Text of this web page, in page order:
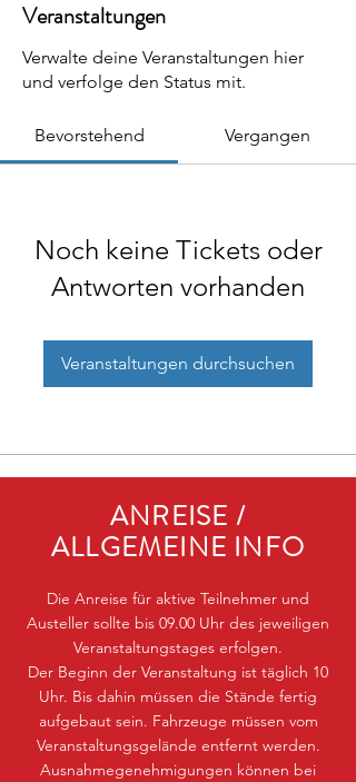
Veranstaltungen
Verwalte deine Veranstaltungen hier
und verfolge den Status mit.
Bevorstehend Vergangen
Noch keine Tickets oder
Antworten vorhanden
Veranstaltungen durchsuchen
ANREISE /
ALLGEMEINE INFO
Die Anreise für aktive Teilnehmer und
Austeller sollte bis 09.00 Uhr des jeweiligen
Veranstaltungstages erfolgen.
Der Beginn der Veranstaltung ist täglich 10
Uhr. Bis dahin müssen die Stände fertig
aufgebaut sein. Fahrzeuge müssen vom
Veranstaltungsgelände entfernt werden.
Ausnahmegenehmigungen können bei